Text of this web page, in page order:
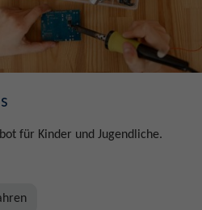
für Kinder und Jugendliche.